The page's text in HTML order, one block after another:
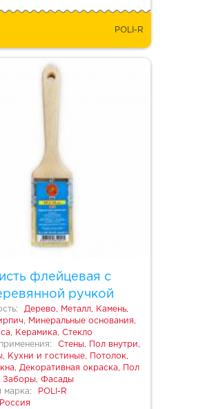
POLI-R
флейцевая с
ручкой
Дерево, Металл, Камень,
Минеральные основания,
Керамика, Стекло
Стены, Пол внутри,
Кухни и гостиные, Потолок,
Декоративная окраска, Пол
Заборы, Фасады
марка:
POLI-R
Россия